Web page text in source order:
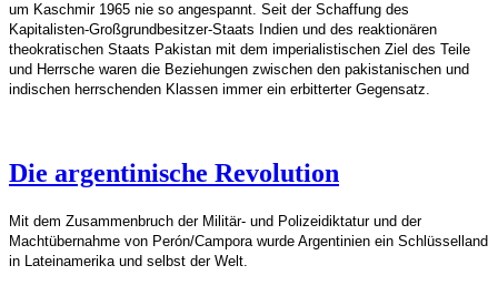
um Kaschmir 1965 nie so angespannt. Seit der Schaffung des
Kapitalisten-Großgrundbesitzer-Staats Indien und des reaktionären
theokratischen Staats Pakistan mit dem imperialistischen Ziel des Teile
und Herrsche waren die Beziehungen zwischen den pakistanischen und
indischen herrschenden Klassen immer ein erbitterter Gegensatz.
Die argentinische Revolution
Mit dem Zusammenbruch der Militär- und Polizeidiktatur und der
Machtübernahme von Perón/Campora wurde Argentinien ein Schlüsselland
in Lateinamerika und selbst der Welt.